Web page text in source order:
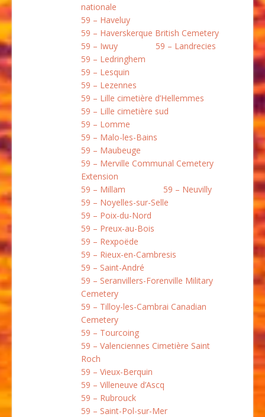
nationale
59 – Haveluy
59 – Haverskerque British Cemetery
59 – Iwuy
59 – Landrecies
59 – Ledringhem
59 – Lesquin
59 – Lezennes
59 – Lille cimetière d’Hellemmes
59 – Lille cimetière sud
59 – Lomme
59 – Malo-les-Bains
59 – Maubeuge
59 – Merville Communal Cemetery
Extension
59 – Millam
59 – Neuvilly
59 – Noyelles-sur-Selle
59 – Poix-du-Nord
59 – Preux-au-Bois
59 – Rexpoëde
59 – Rieux-en-Cambresis
59 – Saint-André
59 – Seranvillers-Forenville Military
Cemetery
59 – Tilloy-les-Cambrai Canadian
Cemetery
59 – Tourcoing
59 – Valenciennes Cimetière Saint
Roch
59 – Vieux-Berquin
59 – Villeneuve d’Ascq
59 – Rubrouck
59 – Saint-Pol-sur-Mer